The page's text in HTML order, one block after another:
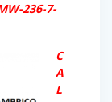
236-7-
C
A
L